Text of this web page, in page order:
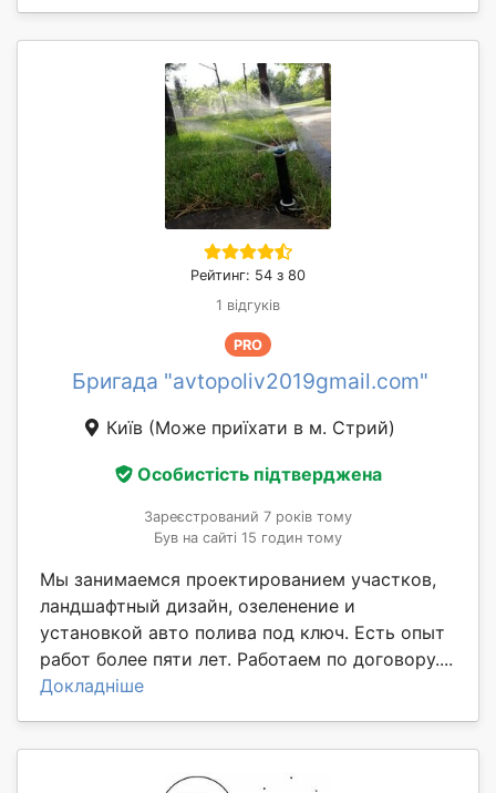
Рейтинг: 54 з 80
1 відгуків
PRO
Бригада "avtopoliv2019gmail.com"
Київ (Може приїхати в м. Стрий)
Особистість підтверджена
Зареєстрований 7 років тому
Був на сайті 15 годин тому
Мы занимаемся проектированием участков,
ландшафтный дизайн, озеленение и
установкой авто полива под ключ. Есть опыт
работ более пяти лет. Работаем по договору....
Докладніше